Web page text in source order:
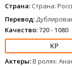
Страна: Страна:
Перевод:
Качество: 720 - 1080
Актеры:В ролях: